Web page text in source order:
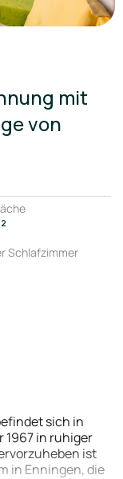
mit
von
Schlafzimmer
sich in
1967 in ruhiger
ist
in Enningen, die